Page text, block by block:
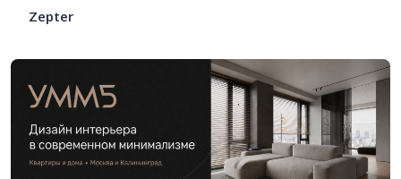
Zepter